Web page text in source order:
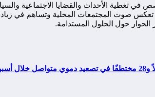
تغطية الأحداث والقضايا الاجتماعية
صوت المجتمعات المحلية وتساهم في زيادة
الحوار حول الحلول المستدامة.